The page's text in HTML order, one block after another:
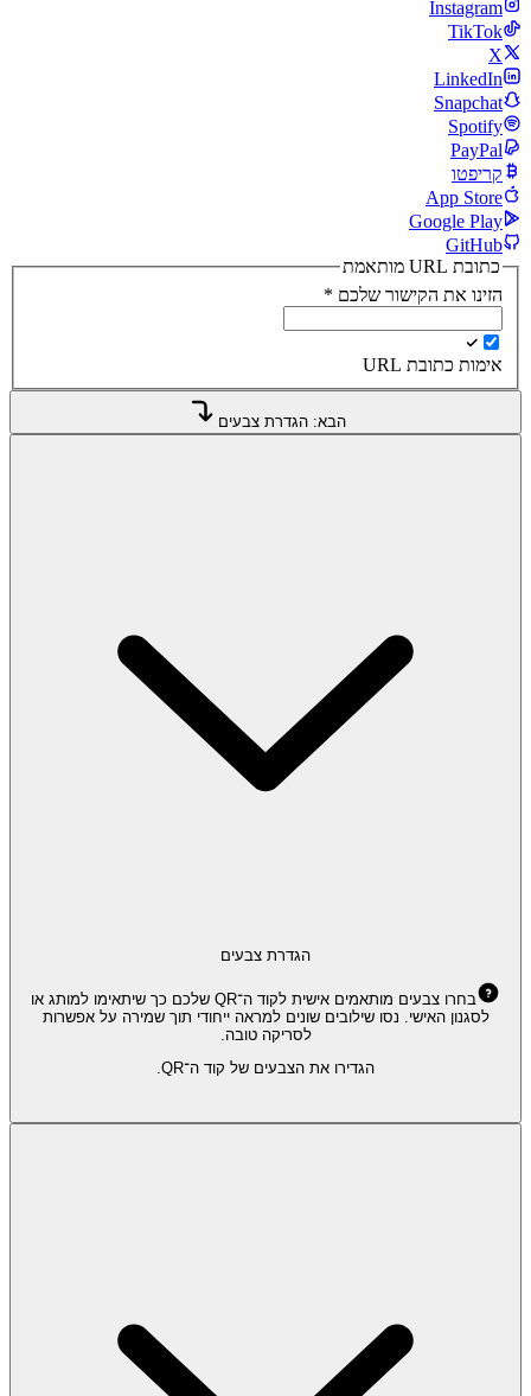
Instagram
TikTok
X
LinkedIn
Snapchat
Spotify
PayPal
קריפטו
App Store
Google Play
GitHub
כתובת URL מותאמת
הזינו את הקישור שלכם *
אימות כתובת URL
הבא: הגדרת צבעים
הגדרת צבעים
בחרו צבעים מותאמים אישית לקוד ה־QR שלכם כך שיתאימו למותג או
לסגנון האישי. נסו שילובים שונים למראה ייחודי תוך שמירה על אפשרות
לסריקה טובה.
הגדירו את הצבעים של קוד ה־QR.